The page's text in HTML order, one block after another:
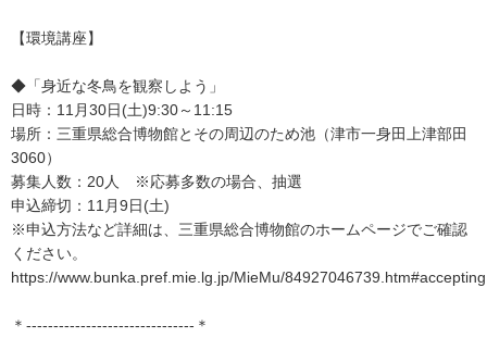
【環境講座】
◆「身近な冬鳥を観察しよう」
日時：11月30日(土)9:30～11:15
場所：三重県総合博物館とその周辺のため池（津市一身田上津部田
3060）
募集人数：20人 ※応募多数の場合、抽選
申込締切：11月9日(土)
※申込方法など詳細は、三重県総合博物館のホームページでご確認
ください。
https://www.bunka.pref.mie.lg.jp/MieMu/84927046739.htm#accepting
＊-------------------------------＊